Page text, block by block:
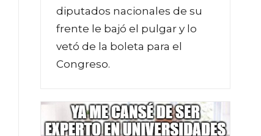
diputados nacionales de su
frente le bajó el pulgar y lo
vetó de la boleta para el
Congreso.